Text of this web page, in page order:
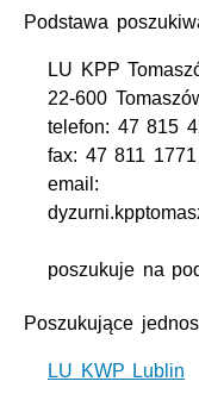
Podstawa
LU KPP
22-600
telefon: 47 815
fax: 47 811 1771
email:
poszukuje na
Poszukujące
LU KWP Lublin